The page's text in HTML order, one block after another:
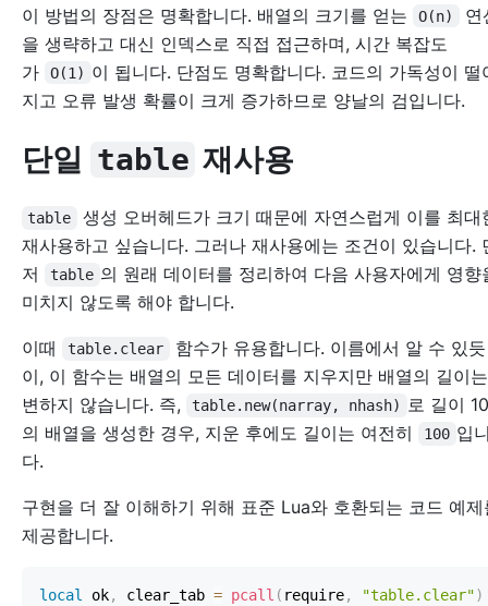
이 방법의 장점은 명확합니다. 배열의 크기를 얻는 O(n)
연
을 생략하고 대신 인덱스로 직접 접근하며, 시간 복잡도
가
O(1) 이 됩니다. 단점도 명확합니다. 코드의 가독성이 떨
지고 오류 발생 확률이 크게 증가하므로 양날의 검입니다.
단일 table 재사용
table
생성 오버헤드가 크기 때문에 자연스럽게 이를 최
재사용하고 싶습니다. 그러나 재사용에는 조건이 있습니다.
저
table 의 원래 데이터를 정리하여 다음 사용자에게 영
미치지 않도록 해야 합니다.
이때 table.clear
함수가 유용합니다. 이름에서 알 수 있듯
이, 이 함수는 배열의 모든 데이터를 지우지만 배열의 길이는
변하지 않습니다. 즉,
table.new(narray, nhash) 로 길이
의 배열을 생성한 경우, 지운 후에도 길이는 여전히
100 입
다.
구현을 더 잘 이해하기 위해 표준 Lua와 호환되는 코드 예제
제공합니다.
local ok, clear_tab = pcall ( require, "table.clear")